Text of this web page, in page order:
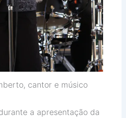
cantor e músico
a apresentação da